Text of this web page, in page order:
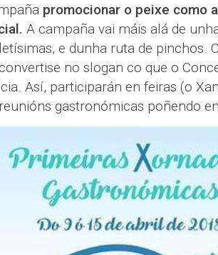
promocionar o peixe como
A campaña vai máis alá de
e dunha ruta de pinchos.
no slogan co que o
Así, participarán en feiras (o
gastronómicas poñendo